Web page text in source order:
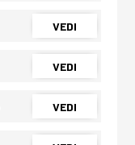
VEDI
VEDI
VEDI